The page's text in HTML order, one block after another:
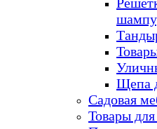
Щепа
Садовая
Товары